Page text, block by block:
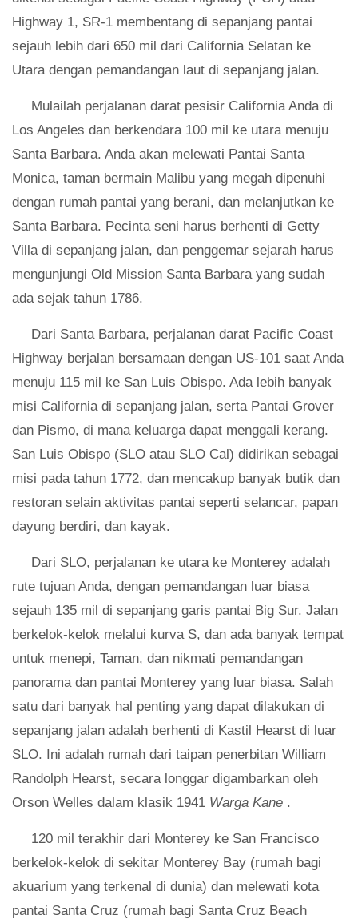
Highway 1, SR-1 membentang di sepanjang pantai
sejauh lebih dari 650 mil dari California Selatan ke
Utara dengan pemandangan laut di sepanjang jalan.
Mulailah perjalanan darat pesisir California Anda di
Los Angeles dan berkendara 100 mil ke utara menuju
Santa Barbara. Anda akan melewati Pantai Santa
Monica, taman bermain Malibu yang megah dipenuhi
dengan rumah pantai yang berani, dan melanjutkan ke
Santa Barbara. Pecinta seni harus berhenti di Getty
Villa di sepanjang jalan, dan penggemar sejarah harus
mengunjungi Old Mission Santa Barbara yang sudah
ada sejak tahun 1786.
Dari Santa Barbara, perjalanan darat Pacific Coast
Highway berjalan bersamaan dengan US-101 saat Anda
menuju 115 mil ke San Luis Obispo. Ada lebih banyak
misi California di sepanjang jalan, serta Pantai Grover
dan Pismo, di mana keluarga dapat menggali kerang.
San Luis Obispo (SLO atau SLO Cal) didirikan sebagai
misi pada tahun 1772, dan mencakup banyak butik dan
restoran selain aktivitas pantai seperti selancar, papan
dayung berdiri, dan kayak.
Dari SLO, perjalanan ke utara ke Monterey adalah
rute tujuan Anda, dengan pemandangan luar biasa
sejauh 135 mil di sepanjang garis pantai Big Sur. Jalan
berkelok-kelok melalui kurva S, dan ada banyak tempat
untuk menepi, Taman, dan nikmati pemandangan
panorama dan pantai Monterey yang luar biasa. Salah
satu dari banyak hal penting yang dapat dilakukan di
sepanjang jalan adalah berhenti di Kastil Hearst di luar
SLO. Ini adalah rumah dari taipan penerbitan William
Randolph Hearst, secara longgar digambarkan oleh
Orson Welles dalam klasik 1941 Warga Kane .
120 mil terakhir dari Monterey ke San Francisco
berkelok-kelok di sekitar Monterey Bay (rumah bagi
akuarium yang terkenal di dunia) dan melewati kota
pantai Santa Cruz (rumah bagi Santa Cruz Beach